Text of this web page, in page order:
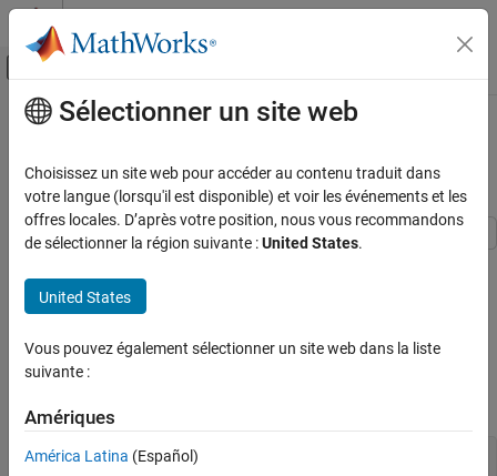
Passer au contenu
Activer/désactiver l'affichage du menu
Accueil de la documentation
Computational Geometry
Triangulations
Compute Approximate Medial Axis of
Polygonal Domain
Contenu principal
Compute Approximate Medial Axis
of Polygonal Domain
constrained Delaunay triangulation. The
is defined by the locus of the center of a maximal disk within the
Construct a constrained Delaunay triangulation of a sample of
load trimesh2d
Sélectionner un site web
Choisissez un site web pour accéder au contenu traduit dans
votre langue (lorsqu'il est disponible) et voir les événements et les
offres locales. D’après votre position, nous vous recommandons
de sélectionner la région suivante :United States.
United States
Vous pouvez également sélectionner un site web dans la liste
suivante :
Amériques
América Latina (Español)